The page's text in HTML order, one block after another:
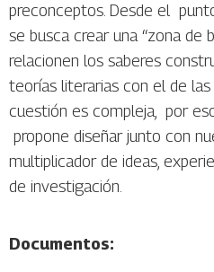
preconceptos. Desde el
se busca crear una “zona de
relacionen los saberes
teorías literarias con el de las
cuestión es compleja, por
propone diseñar junto con
multiplicador de ideas,
de investigación.
Documentos: